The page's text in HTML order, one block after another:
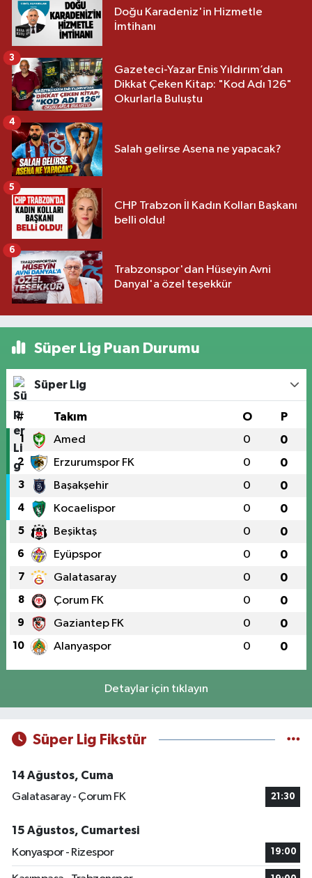
Doğu Karadeniz'in Hizmetle
İmtihanı
Gazeteci-Yazar Enis Yıldırım’dan
Dikkat Çeken Kitap: "Kod Adı 126"
Okurlarla Buluştu
3
Salah gelirse Asena ne yapacak?
4
CHP Trabzon İl Kadın Kolları Başkanı
belli oldu!
5
Trabzonspor'dan Hüseyin Avni
Danyal'a özel teşekkür
6
Süper Lig Puan Durumu
Süper Lig
# Takım O P
1 Amed 0 0
2 Erzurumspor FK 0 0
3 Başakşehir 0 0
4 Kocaelispor 0 0
5 Beşiktaş 0 0
6 Eyüpspor 0 0
7 Galatasaray 0 0
8 Çorum FK 0 0
9 Gaziantep FK 0 0
10 Alanyaspor 0 0
Detaylar için tıklayın
Süper Lig Fikstür
14 Ağustos, Cuma
Galatasaray - Çorum FK
21:30
15 Ağustos, Cumartesi
Konyaspor - Rizespor
19:00